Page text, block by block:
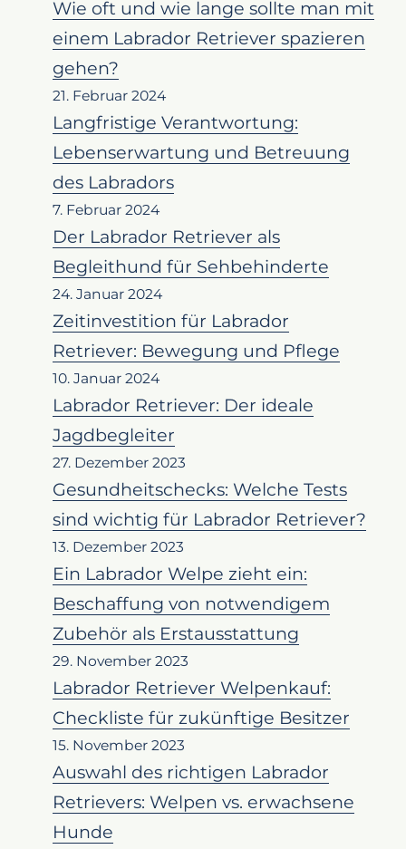
Wie oft und wie lange sollte man mit
einem Labrador Retriever spazieren
gehen?
21. Februar 2024
Langfristige Verantwortung:
Lebenserwartung und Betreuung
des Labradors
7. Februar 2024
Der Labrador Retriever als
Begleithund für Sehbehinderte
24. Januar 2024
Zeitinvestition für Labrador
Retriever: Bewegung und Pflege
10. Januar 2024
Labrador Retriever: Der ideale
Jagdbegleiter
27. Dezember 2023
Gesundheitschecks: Welche Tests
sind wichtig für Labrador Retriever?
13. Dezember 2023
Ein Labrador Welpe zieht ein:
Beschaffung von notwendigem
Zubehör als Erstausstattung
29. November 2023
Labrador Retriever Welpenkauf:
Checkliste für zukünftige Besitzer
15. November 2023
Auswahl des richtigen Labrador
Retrievers: Welpen vs. erwachsene
Hunde